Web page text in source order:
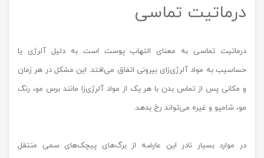
درماتیت تماسی
درماتیت تماسی به معنای التهاب پوست است به دلیل آلرژی یا
حساسیب به مواد آلرژی‌زای بیرونی اتفاق می‌افتد. این مشکل در هر زمان
و مکانی پس از تماس بدن با هر یک از مواد آلرژی‌زا مانند برس مو، رنگ
مو، شامپو و غیره می‌تواند رخ بدهد.
در موارد بسیار نادر این عارضه از برگ‌های پیچک‌های سمی منتقل